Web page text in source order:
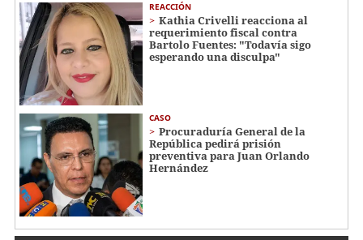
REACCIÓN
Kathia Crivelli reacciona al
requerimiento fiscal contra
Bartolo Fuentes: "Todavía sigo
esperando una disculpa"
CASO
Procuraduría General de la
República pedirá prisión
preventiva para Juan Orlando
Hernández